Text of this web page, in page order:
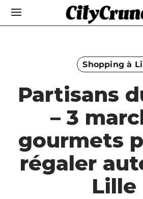
Shopping à
Partisans
– 3
gourmets
régaler
Lille